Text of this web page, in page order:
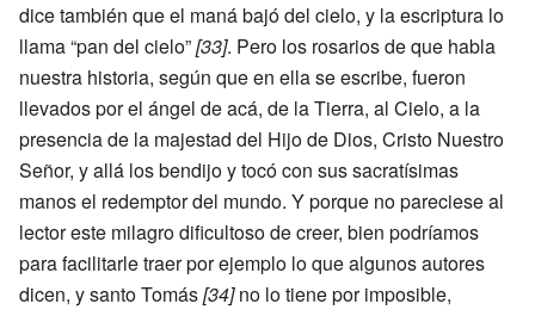
dice también que el maná bajó del cielo, y la escriptura lo
llama “pan del cielo”[33]. Pero los rosarios de que habla
nuestra historia, según que en ella se escribe, fueron
llevados por el ángel de acá, de la Tierra, al Cielo, a la
presencia de la majestad del Hijo de Dios, Cristo Nuestro
Señor, y allá los bendijo y tocó con sus sacratísimas
manos el redemptor del mundo. Y porque no pareciese al
lector este milagro dificultoso de creer, bien podríamos
para facilitarle traer por ejemplo lo que algunos autores
dicen, y santo Tomás[34]no lo tiene por imposible,